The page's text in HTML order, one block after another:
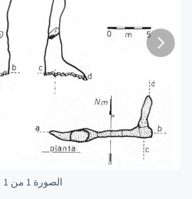
الصورة 1 من 1